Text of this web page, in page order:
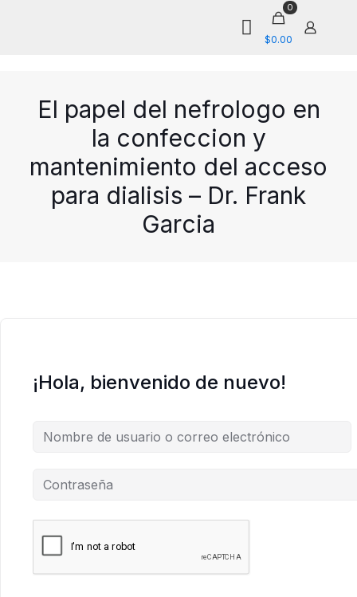
0
$0.00
El papel del nefrologo en
la confeccion y
mantenimiento del acceso
para dialisis – Dr. Frank
Garcia
¡Hola, bienvenido de nuevo!